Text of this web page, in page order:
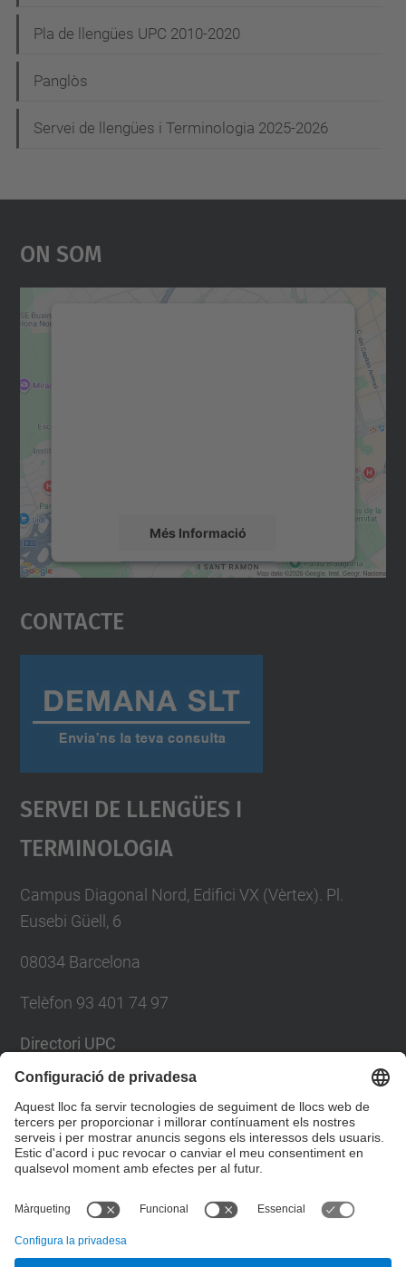
Pla de llengües UPC 2010-2020
Panglòs
Servei de llengües i Terminologia 2025-2026
On Som
Més Informació
Accepta
powered by
Contacte
Servei De Llengües I
Terminologia
Campus Diagonal Nord, Edifici VX (Vèrtex). Pl.
Eusebi Güell, 6
08034 Barcelona
Telèfon 93 401 74 97
Directori UPC
Formulari de contacte
Llista Xarxes Socials